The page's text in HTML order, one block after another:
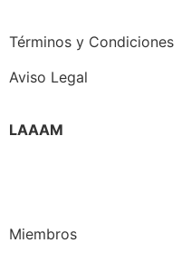
Términos y Condiciones
Aviso Legal
LAAAM
Miembros